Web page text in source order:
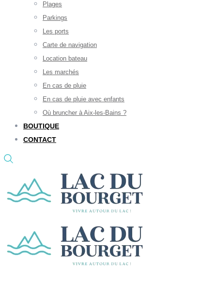
Plages
Parkings
Les ports
Carte de navigation
Location bateau
Les marchés
En cas de pluie
En cas de pluie avec enfants
Où bruncher à Aix-les-Bains ?
BOUTIQUE
CONTACT